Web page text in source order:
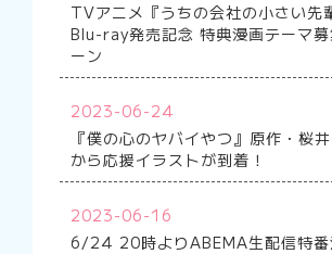
TVアニメ『うちの会社の小さい先
Blu-ray発売記念 特典漫画テーマ
ーン
2023-06-24
『僕の心のヤバイやつ』原作・桜
から応援イラストが到着！
2023-06-16
6/24 20時よりABEMA生配信特番